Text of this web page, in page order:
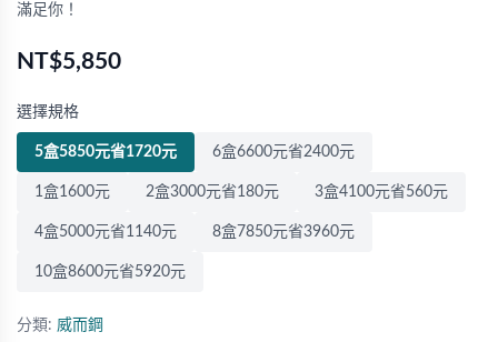
滿足你！
NT$5,850
選擇規格
5盒5850元省1720元 6盒6600元省2400元
1盒1600元 2盒3000元省180元 3盒4100元省560元
4盒5000元省1140元 8盒7850元省3960元
10盒8600元省5920元
分類: 威而鋼